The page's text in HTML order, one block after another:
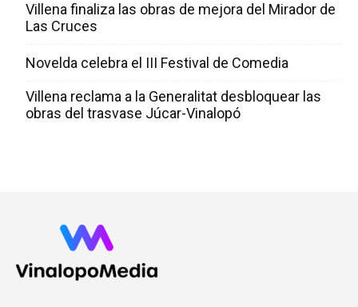
Villena finaliza las obras de mejora del Mirador de
Las Cruces
Novelda celebra el III Festival de Comedia
Villena reclama a la Generalitat desbloquear las
obras del trasvase Júcar-Vinalopó